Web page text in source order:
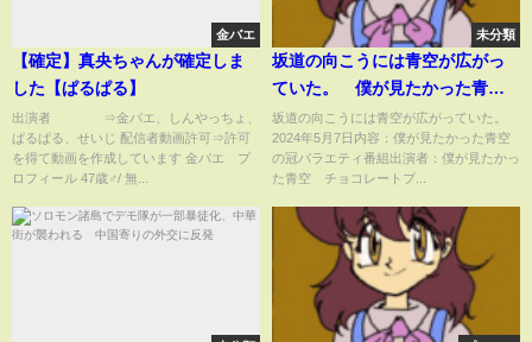
金バエ
【確定】真央ちゃんが確定しま
した【ぱるぱる】
出演者 ⇒金バエ、しんやっちょ、
ぱるぱる、せいじ 配信者動画許可⇒許可
を得て動画を作成しています 金バエ プ
ロフィール 47歳♂/ 無...
未分類
坂道の向こうには青空が広がっ
ていた。 僕が見たかった青空
の冠バラエティ 5月7日
坂道の向こうには青空が広がっていた。
2024年5月7日内容：僕が見たかった青空
の冠バラエティ番組出演者：僕が見たかっ
た青空 チョコレートプ...